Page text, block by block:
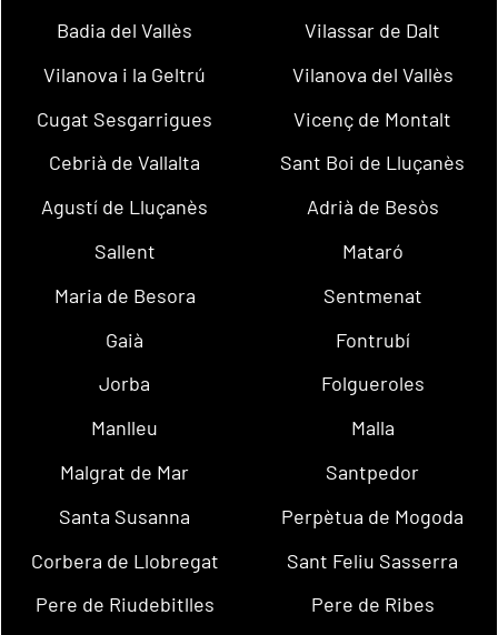
Badia del Vallès
Vilassar de Dalt
Vilanova i la Geltrú
Vilanova del Vallès
Cugat Sesgarrigues
Vicenç de Montalt
Cebrià de Vallalta
Sant Boi de Lluçanès
Agustí de Lluçanès
Adrià de Besòs
Sallent
Mataró
Maria de Besora
Sentmenat
Gaià
Fontrubí
Jorba
Folgueroles
Manlleu
Malla
Malgrat de Mar
Santpedor
Santa Susanna
Perpètua de Mogoda
Corbera de Llobregat
Sant Feliu Sasserra
Pere de Riudebitlles
Pere de Ribes